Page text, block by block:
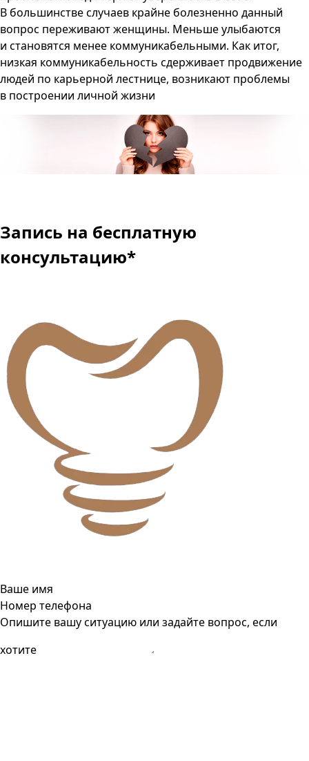
В большинстве случаев крайне болезненно данный
вопрос переживают женщины. Меньше улыбаются
и становятся менее коммуникабельными. Как итог,
низкая коммуникабельность сдерживает продвижение
людей по карьерной лестнице, возникают проблемы
в построении личной жизни
Запись на бесплатную
консультацию*
Ваше имя
Номер телефона
Опишите вашу ситуацию или задайте вопрос, если
хотите